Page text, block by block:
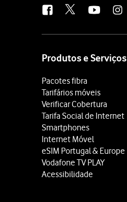
Produtos e Serviços
Pacotes fibra
Tarifários móveis
Verificar Cobertura
Tarifa Social de Internet
Smartphones
Internet Móvel
eSIM Portugal & Europe
Vodafone TV PLAY
Acessibilidade